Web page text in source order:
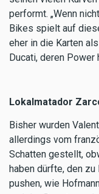
performt. „Wenn
Bikes spielt auf
eher in die Karten
Ducati, deren Power
Lokalmatador
Bisher wurden
allerdings vom
Schatten gestellt,
haben dürfte, den
pushen, wie